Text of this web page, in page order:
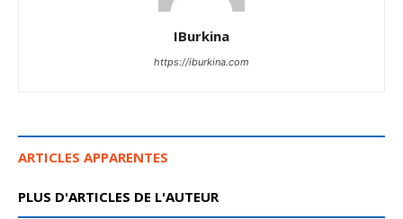
IBurkina
https://iburkina.com
ARTICLES APPARENTES
PLUS D'ARTICLES DE L'AUTEUR